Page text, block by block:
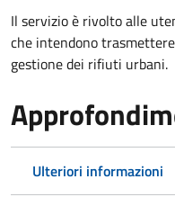
Il servizio è rivolto alle
che intendono
gestione dei rifiuti urbani.
Ulteriori informazioni